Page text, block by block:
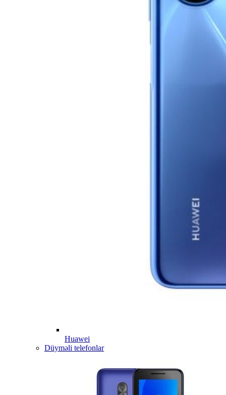
Huawei
Düyməli telefonlar